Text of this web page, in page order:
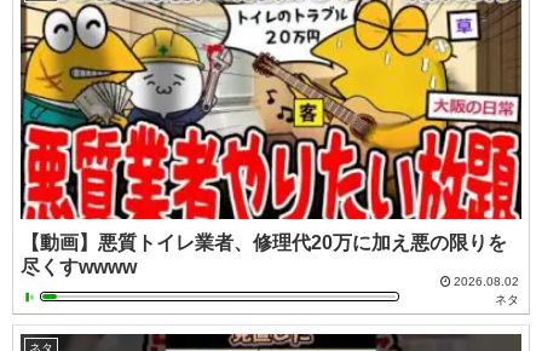
【動画】悪質トイレ業者、修理代20万に加え悪の限りを
尽くすwwww
2026.08.02
ネタ
ネタ